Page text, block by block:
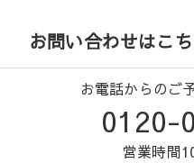
お問い合わせはこ
お電話からのご
0120-
営業時間